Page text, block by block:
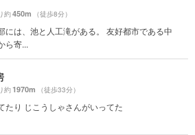
約450m （徒歩8分）
には、池と人工滝がある。 友好都市である中
ら寄...
約1970m （徒歩33分）
たり じこうしゃさんがいってた